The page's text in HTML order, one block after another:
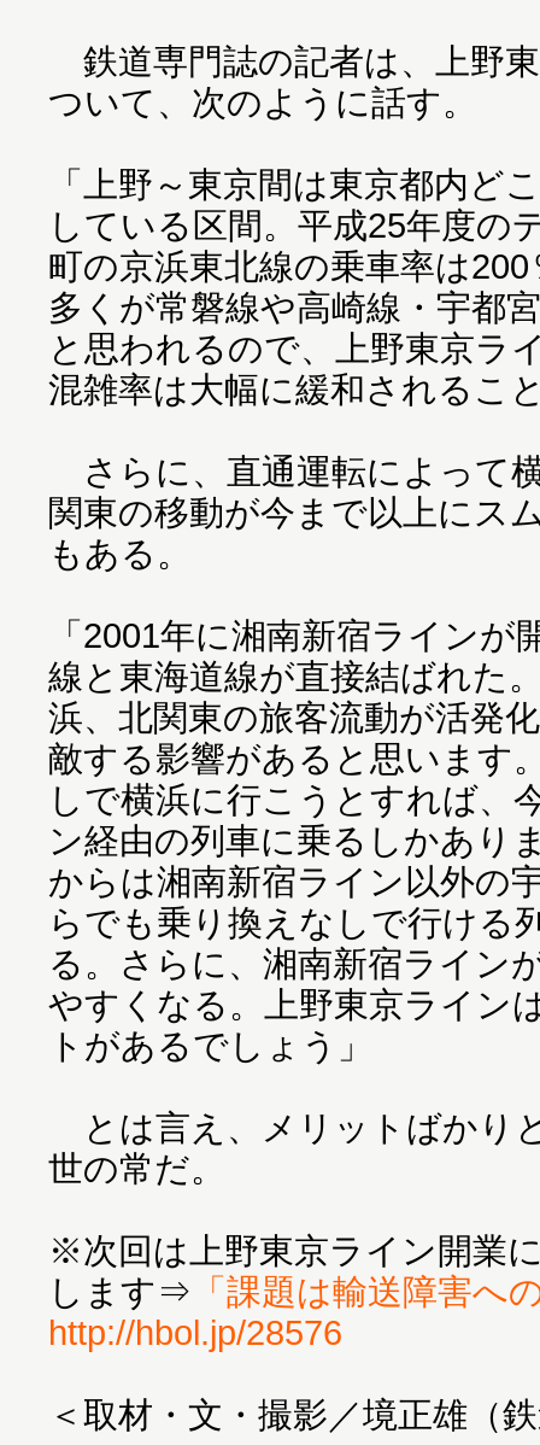
鉄道専門誌の記者は、上野
ついて、次のように話す。
「上野～東京間は東京都内ど
している区間。平成25年度の
町の京浜東北線の乗車率は
多くが常磐線や高崎線・宇都
と思われるので、上野東京ラ
混雑率は大幅に緩和されるこ
さらに、直通運転によって
関東の移動が今まで以上にス
もある。
「2001年に湘南新宿ラインが
線と東海道線が直接結ばれた
浜、北関東の旅客流動が活発
敵する影響があると思います
しで横浜に行こうとすれば、
ン経由の列車に乗るしかあり
からは湘南新宿ライン以外の
らでも乗り換えなしで行ける
る。さらに、湘南新宿ライン
やすくなる。上野東京ライン
トがあるでしょう」
とは言え、メリットばかり
世の常だ。
※次回は上野東京ライン開業
します⇒ 「課題は輸送障害へ
http://hbol.jp/28576
＜取材・文・撮影／境正雄（